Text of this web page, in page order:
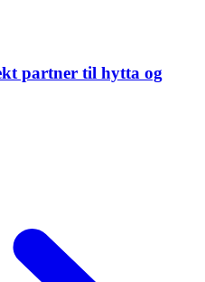
partner til hytta og